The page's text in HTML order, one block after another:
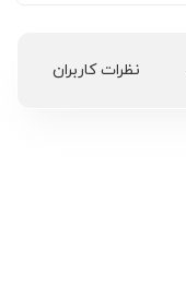
نظرات کاربران